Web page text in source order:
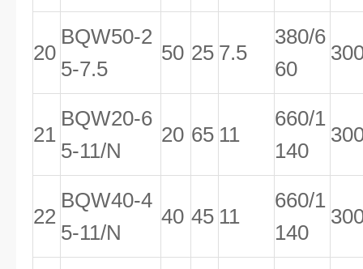
20
BQW50-2
5-7.5
50 25 7.5
380/6
60
21
BQW20-6
5-11/N
20 65 11
660/1
140
22
BQW40-4
5-11/N
40 45 11
660/1
140